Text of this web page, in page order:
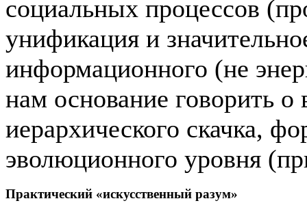
социальных процессов
унификация и
информационного (не
нам основание говорить о
иерархического скачка,
эволюционного уровня
Практический «искусственный разум»